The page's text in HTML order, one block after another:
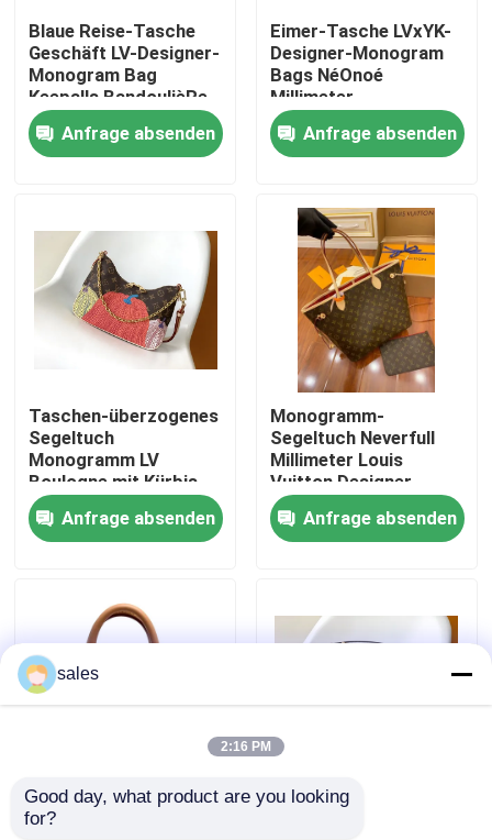
Produkte
Videos
Über uns
Fabrik-Ausflug
Treten Sie mit uns in Verbindung
Nachrichten
Blog
Blaue Reise-Tasche
Geschäft LV-Designer-
Monogram Bag
Keepalls BandoulièRe
50
Anfrage absenden
Eimer-Tasche LVxYK-
Designer-Monogram
Bags NéOnoé
Millimeter
Anfrage absenden
Taschen-überzogenes
Segeltuch
Monogramm LV
Boulogne mit Kürbis-
Druck
Anfrage absenden
Monogramm-
Segeltuch Neverfull
Millimeter Louis
Vuitton Designer
Monogram Bags rosa
italienisches Leder der
Kategorie A
Anfrage absenden
Kleiner klassischer
Designer Monogram
Überzogene stamm-
sales
2:16 PM
Good day, what product are you looking
for?